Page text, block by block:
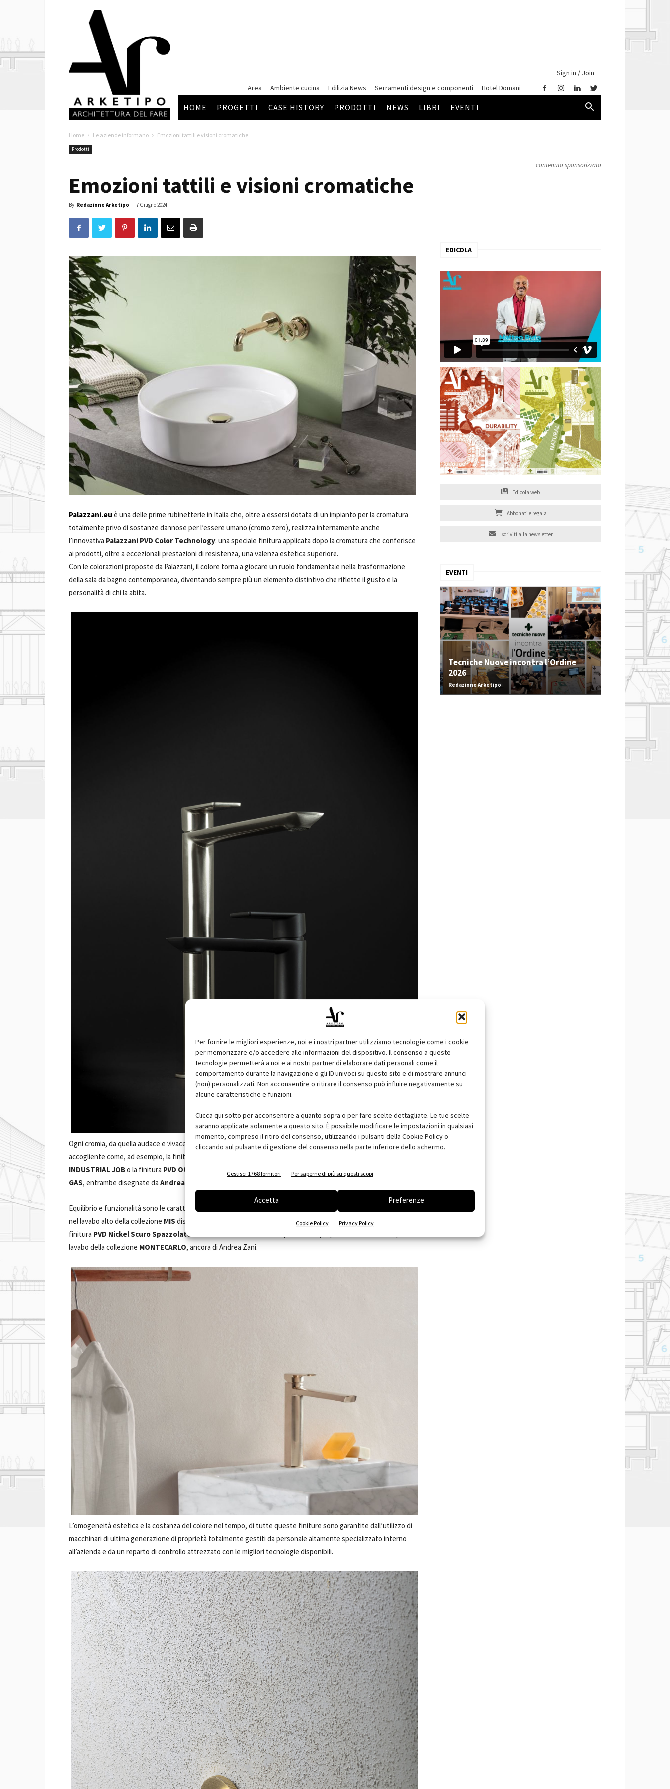
Per fornire le migliori esperienze, noi e i nostri partner utilizziamo tecnologie come i cookie
per memorizzare e/o accedere alle informazioni del dispositivo. Il consenso a queste
tecnologie permetterà a noi e ai nostri partner di elaborare dati personali come il
comportamento durante la navigazione o gli ID univoci su questo sito e di mostrare annunci
(non) personalizzati. Non acconsentire o ritirare il consenso può influire negativamente su
alcune caratteristiche e funzioni.
Clicca qui sotto per acconsentire a quanto sopra o per fare scelte dettagliate. Le tue scelte
saranno applicate solamente a questo sito. È possibile modificare le impostazioni in qualsiasi
momento, compreso il ritiro del consenso, utilizzando i pulsanti della Cookie Policy o
cliccando sul pulsante di gestione del consenso nella parte inferiore dello schermo.
Gestisci 1768 fornitori Per saperne di più su questi scopi
Accetta Preferenze
Cookie Policy Privacy Policy
Arketipo
Sign in / Join
Area
Ambiente cucina Edilizia News Serramenti design e componenti Hotel Domani
HOME PROGETTI CASE HISTORY PRODOTTI NEWS LIBRI EVENTI
Home Le aziende informano Emozioni tattili e visioni cromatiche
Prodotti
contenuto sponsorizzato
Emozioni tattili e visioni cromatiche
By Redazione Arketipo - 7 Giugno 2024
Palazzani.eu è una delle prime rubinetterie in Italia che, oltre a essersi dotata di un impianto per la cromatura
totalmente privo di sostanze dannose per l’essere umano (cromo zero), realizza internamente anche
l’innovativa Palazzani PVD Color Technology: una speciale finitura applicata dopo la cromatura che conferisce
ai prodotti, oltre a eccezionali prestazioni di resistenza, una valenza estetica superiore.
Con le colorazioni proposte da Palazzani, il colore torna a giocare un ruolo fondamentale nella trasformazione
della sala da bagno contemporanea, diventando sempre più un elemento distintivo che riflette il gusto e la
personalità di chi la abita.
Ogni cromia, da quella audace e vivace a quella morbida e raffinata, contribuisce a creare un'atmosfera unica e
accogliente come, ad esempio, la finitura
INDUSTRIAL JOBo la finitura PVD Ottone Spazzolato per la batteria 3 fori a muro per lavabo
INDUSTRIAL
GAS, entrambe disegnate da Andrea Zani
Equilibrio e funzionalità sono le caratteristiche messe in risalto dalla finitura
PVD Oro Champagne Spazzolato
nel lavabo alto della collezione MIS disegnata da
, mentre forza e robustezza sono esaltate dalla
finitura PVD Nickel Scuro Spazzolato
lavabo della collezione MONTECARLO, ancora di Andrea Zani.
L’omogeneità estetica e la costanza del colore nel tempo, di tutte queste finiture sono garantite dall’utilizzo di
macchinari di ultima generazione di proprietà totalmente gestiti da personale altamente specializzato interno
all’azienda e da un reparto di controllo attrezzato con le migliori tecnologie disponibili.
EDICOLA
Edicola web
Abbonati e regala
Iscriviti alla newsletter
EVENTI
Tecniche Nuove incontra l’Ordine
2026
Redazione Arketipo